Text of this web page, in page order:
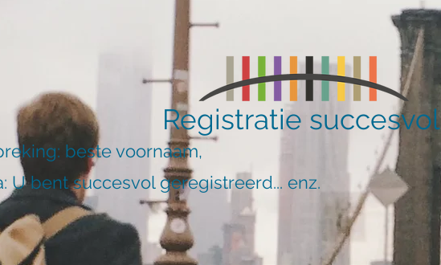
Registratie succesvol
beste voornaam,
U bent succesvol geregistreerd... enz.